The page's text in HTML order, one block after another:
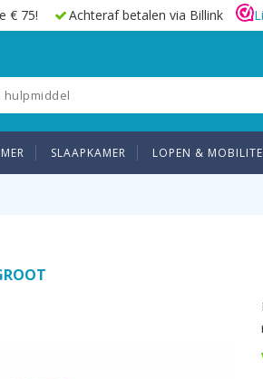
€ 75! Achteraf betalen via Billink
SLAAPKAMER LOPEN &